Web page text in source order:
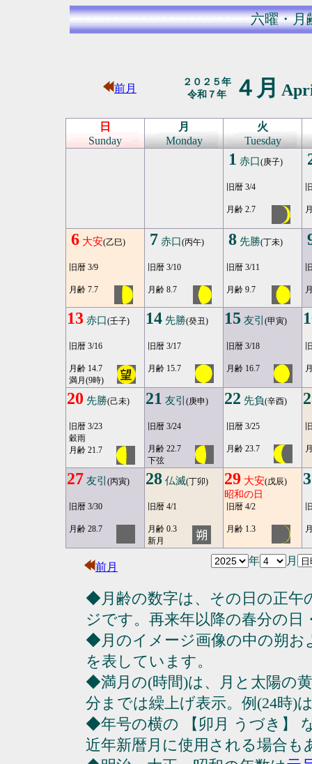
六曜・月
前月
２０２５年
令和７年
４月
日
Sunday
月
Monday
火
Tuesday
1 赤口(庚子)
旧暦 3/4
月齢 2.7
6 大安(乙巳)
旧暦 3/9
月齢 7.7
7 赤口(丙午)
旧暦 3/10
月齢 8.7
8 先勝(丁未)
旧暦 3/11
月齢 9.7
13 赤口(壬子)
旧暦 3/16
月齢 14.7
満月(9時)
14 先勝(癸丑)
旧暦 3/17
月齢 15.7
15 友引 (甲寅)
旧暦 3/18
月齢 16.7
20 先勝(己未)
旧暦 3/23
穀雨
月齢 21.7
21 友引 (庚申)
旧暦 3/24
月齢 22.7
下弦
22 先負(辛酉)
旧暦 3/25
月齢 23.7
27 友引 (丙寅)
旧暦 3/30
月齢 28.7
28 仏滅(丁卯)
旧暦 4/1
月齢 0.3
新月
29 大安(戊辰)
昭和の日
旧暦 4/2
月齢 1.3
前月
年 月
◆月齢の数字は、その日の正午
ジです。再来年以降の春分の日
◆月のイメージ画像の中の朔
を表しています。
◆満月の(時間)は、月と太陽の
分までは繰上げ表示。例(24時)
◆年号の横の 【卯月 うづき】
近年新暦月に使用される場合も